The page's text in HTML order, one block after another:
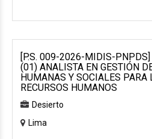
[P.S. 009-2026-MIDIS-
(01) ANALISTA EN GESTIÓN
HUMANAS Y SOCIALES PARA
RECURSOS HUMANOS
Desierto
Lima